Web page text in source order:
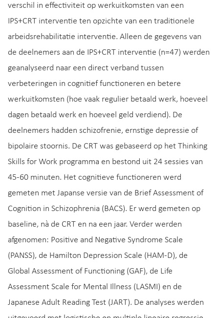
verschil in effectiviteit op werkuitkomsten van een
IPS+CRT interventie ten opzichte van een traditionele
arbeidsrehabilitatie interventie. Alleen de gegevens van
de deelnemers aan de IPS+CRT interventie (n=47) werden
geanalyseerd naar een direct verband tussen
verbeteringen in cognitief functioneren en betere
werkuitkomsten (hoe vaak regulier betaald werk, hoeveel
dagen betaald werk en hoeveel geld verdiend). De
deelnemers hadden schizofrenie, ernstige depressie of
bipolaire stoornis. De CRT was gebaseerd op het Thinking
Skills for Work programma en bestond uit 24 sessies van
45-60 minuten. Het cognitieve functioneren werd
gemeten met Japanse versie van de Brief Assessment of
Cognition in Schizophrenia (BACS). Er werd gemeten op
baseline, nà de CRT en na een jaar. Verder werden
afgenomen: Positive and Negative Syndrome Scale
(PANSS), de Hamilton Depression Scale (HAM-D), de
Global Assessment of Functioning (GAF), de Life
Assessment Scale for Mental Illness (LASMI) en de
Japanese Adult Reading Test (JART). De analyses werden